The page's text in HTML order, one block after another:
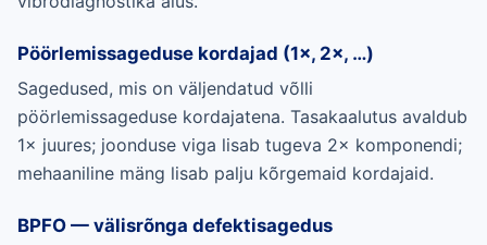
Pöörlemissageduse kordajad (1×, 2×, …)
Sagedused, mis on väljendatud võlli
pöörlemissageduse kordajatena. Tasakaalutus avaldub
1× juures; joonduse viga lisab tugeva 2× komponendi;
mehaaniline mäng lisab palju kõrgemaid kordajaid.
BPFO — välisrõnga defektisagedus